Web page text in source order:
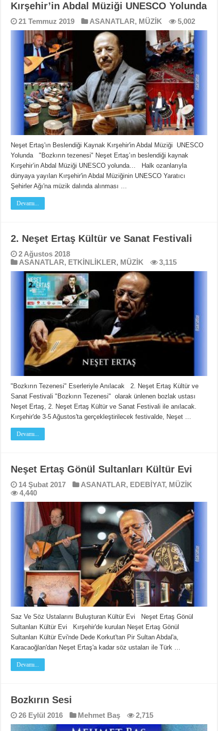
Kırşehir’in Abdal Müziği UNESCO Yolunda
21 Temmuz 2019 ASANATLAR, MÜZİK 5,002
Neşet Ertaş'ın Beslendiği Kaynak Kırşehir'in Abdal Müziği UNESCO
Yolunda "Bozkırın tezenesi" Neşet Ertaş’ın beslendiği kaynak
Kırşehir’in Abdal Müziği UNESCO yolunda… Halk ozanlarıyla
dünyaya yayılan Kırşehir'in Abdal Müziğinin UNESCO Yaratıcı
Şehirler Ağı'na müzik dalında alınması …
Devamı...
2. Neşet Ertaş Kültür ve Sanat Festivali
2 Ağustos 2018
ASANATLAR, ETKİNLİKLER, MÜZİK 3,115
"Bozkırın Tezenesi" Eserleriyle Anılacak 2. Neşet Ertaş Kültür ve
Sanat Festivali "Bozkırın Tezenesi" olarak ünlenen bozlak ustası
Neşet Ertaş, 2. Neşet Ertaş Kültür ve Sanat Festivali ile anılacak.
Kırşehir'de 3-5 Ağustos'ta gerçekleştirilecek festivalde, Neşet …
Devamı...
Neşet Ertaş Gönül Sultanları Kültür Evi
14 Şubat 2017 ASANATLAR, EDEBİYAT, MÜZİK
4,440
Saz Ve Söz Ustalarını Buluşturan Kültür Evi Neşet Ertaş Gönül
Sultanları Kültür Evi Kırşehir'de kurulan Neşet Ertaş Gönül
Sultanları Kültür Evi'nde Dede Korkut'tan Pir Sultan Abdal'a,
Karacaoğlan'dan Neşet Ertaş'a kadar söz ustaları ile Türk …
Devamı...
Bozkırın Sesi
26 Eylül 2016 Mehmet Baş 2,715